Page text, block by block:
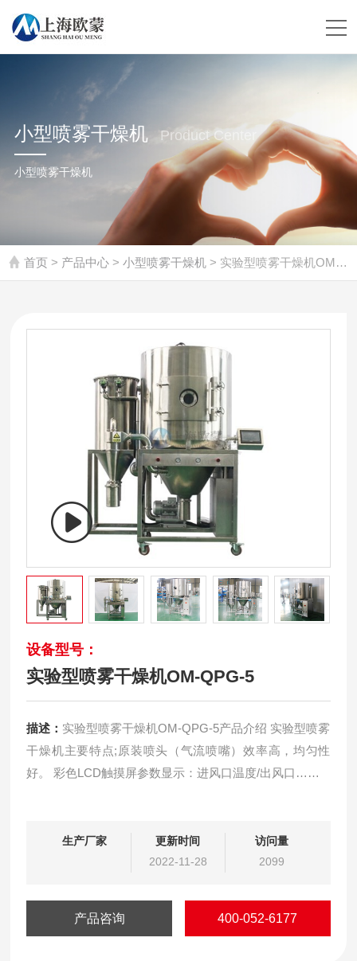
小型喷雾干燥机 Product Center
小型喷雾干燥机
首页 > 产品中心 > 小型喷雾干燥机 > 实验型喷雾干燥机OM-QPG-5
设备型号：
实验型喷雾干燥机OM-QPG-5
描述： 实验型喷雾干燥机OM-QPG-5产品介绍 实验型喷雾
干燥机主要特点;原装喷头（气流喷嘴）效率高，均匀性
好。 彩色LCD触摸屏参数显示：进风口温度/出风口……
生产厂家
更新时间
2022-11-28
访问量
2099
产品咨询 400-052-6177